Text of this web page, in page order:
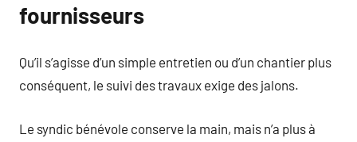
fournisseurs
Qu’il s’agisse d’un simple entretien ou d’un chantier plus
conséquent, le suivi des travaux exige des jalons.
Le syndic bénévole conserve la main, mais n’a plus à